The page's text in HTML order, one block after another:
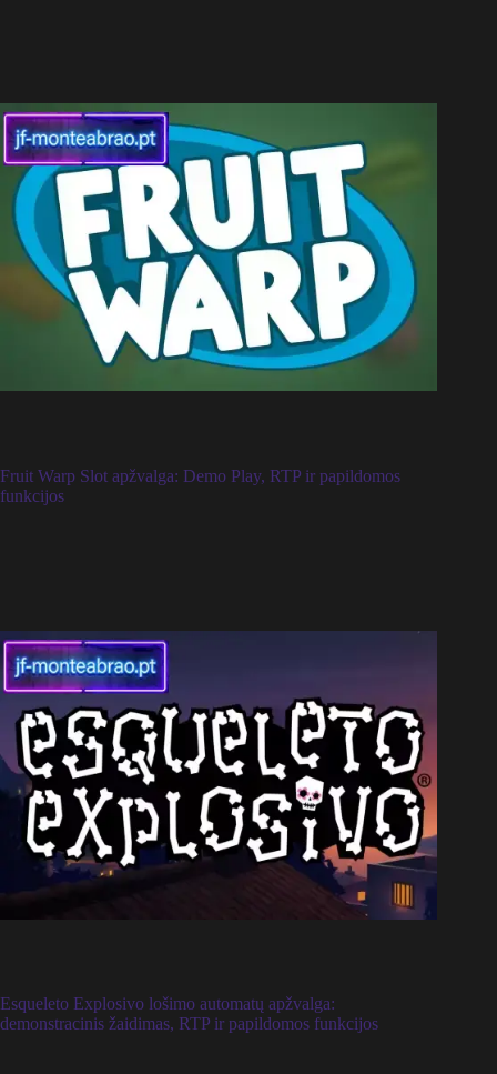
Fruit Warp Slot apžvalga: Demo Play, RTP ir papildomos
funkcijos
Esqueleto Explosivo lošimo automatų apžvalga:
demonstracinis žaidimas, RTP ir papildomos funkcijos